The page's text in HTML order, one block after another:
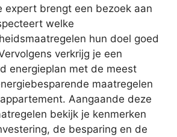
expert brengt een bezoek aan
welke
hun doel goed
verkrijg je een
energieplan met de meest
maatregelen
Aangaande deze
bekijk je kenmerken
de besparing en de